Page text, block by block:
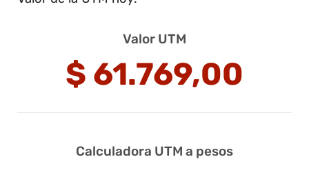
Valor UTM
$ 61.769,00
Calculadora UTM a pesos